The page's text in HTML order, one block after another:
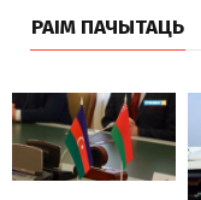
РАІМ ПАЧЫТАЦЬ